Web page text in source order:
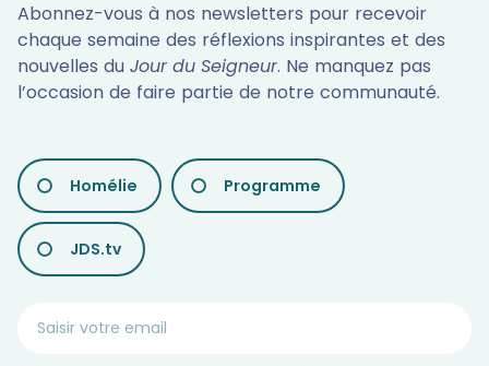
Abonnez-vous à nos newsletters pour recevoir
chaque semaine des réflexions inspirantes et des
nouvelles du Jour du Seigneur. Ne manquez pas
l’occasion de faire partie de notre communauté.
LES
DIFFÉRENTES
NEWSLETTERS
Homélie Programme
JDS.tv